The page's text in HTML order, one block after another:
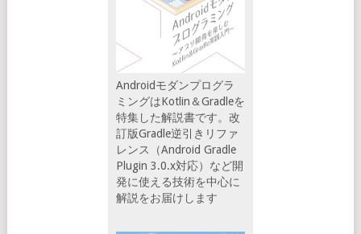
Androidモダンプログラ
ミングはKotlin＆Gradleを
特集した解説書です。改
訂版Gradle逆引きリファ
レンス（Android Gradle
Plugin 3.0.x対応）など開
発に使える技術を中心に
解説をお届けします